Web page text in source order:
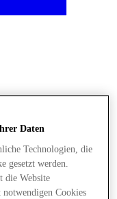
Daten
Technologien, die
gesetzt werden.
die Website
Cookies